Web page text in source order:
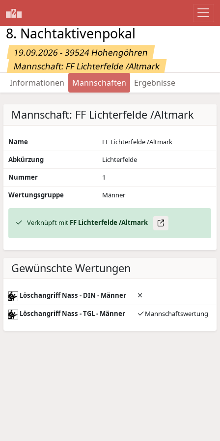
8. Nachtaktivenpokal
19.09.2026 - 39524 Hohengöhren
Mannschaft: FF Lichterfelde /Altmark
Informationen Mannschaften Ergebnisse
Mannschaft: FF Lichterfelde /Altmark
Name
FF Lichterfelde /Altmark
Abkürzung
Lichterfelde
Nummer
1
Wertungsgruppe
Männer
Verknüpft mit FF Lichterfelde /Altmark
Gewünschte Wertungen
Löschangriff Nass - DIN - Männer
Löschangriff Nass - TGL - Männer Mannschaftswertung